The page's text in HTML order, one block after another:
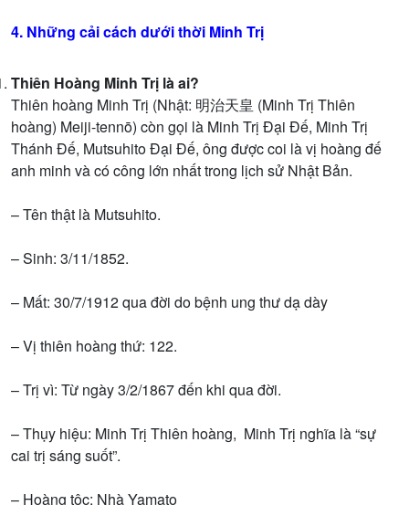
4. Những cải cách dưới thời Minh Trị
Thiên Hoàng Minh Trị là ai?
Thiên hoàng Minh Trị (Nhật: 明治天皇 (Minh Trị Thiên
hoàng) Meiji-tennō) còn gọi là Minh Trị Đại Đế, Minh Trị
Thánh Đế, Mutsuhito Đại Đế, ông được coi là vị hoàng đế
anh minh và có công lớn nhất trong lịch sử Nhật Bản.
– Tên thật là Mutsuhito.
– Sinh: 3/11/1852.
– Mất: 30/7/1912 qua đời do bệnh ung thư dạ dày
– Vị thiên hoàng thứ: 122.
– Trị vì: Từ ngày 3/2/1867 đến khi qua đời.
– Thụy hiệu: Minh Trị Thiên hoàng, Minh Trị nghĩa là “sự
cai trị sáng suốt”.
– Hoàng tộc: Nhà Yamato